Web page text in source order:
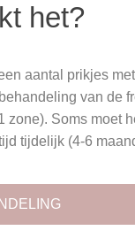
het?
aantal prikjes
van de
zone). Soms moet
tijdelijk (4-6